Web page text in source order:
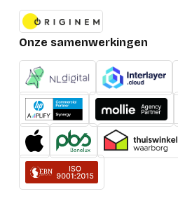
Onze samenwerkingen